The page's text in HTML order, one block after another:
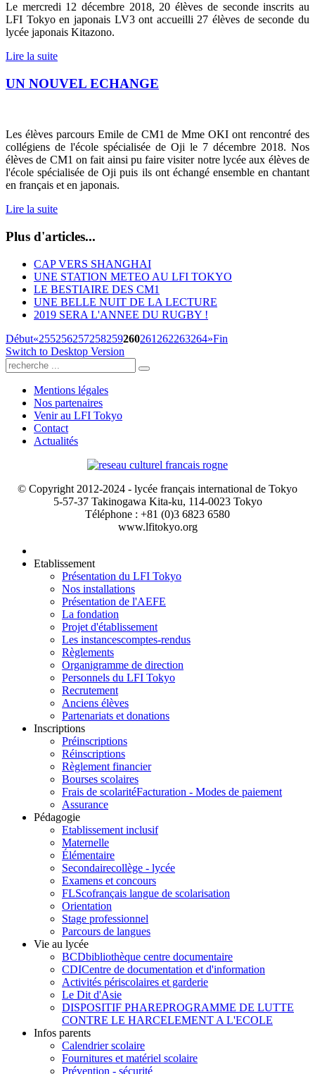
Le mercredi 12 décembre 2018, 20 élèves de seconde inscrits au
LFI Tokyo en japonais LV3 ont accueilli 27 élèves de seconde du
lycée japonais Kitazono.
Lire la suite
UN NOUVEL ECHANGE
Les élèves parcours Emile de CM1 de Mme OKI ont rencontré des
collégiens de l'école spécialisée de Oji le 7 décembre 2018. Nos
élèves de CM1 on fait ainsi pu faire visiter notre lycée aux élèves de
l'école spécialisée de Oji puis ils ont échangé ensemble en chantant
en français et en japonais.
Lire la suite
Plus d'articles...
CAP VERS SHANGHAI
UNE STATION METEO AU LFI TOKYO
LE BESTIAIRE DES CM1
UNE BELLE NUIT DE LA LECTURE
2019 SERA L'ANNEE DU RUGBY !
Début«255256257258259260261 262263264»Fin
Switch to Desktop Version
Mentions légales
Nos partenaires
Venir au LFI Tokyo
Contact
Actualités
© Copyright 2012-2024 - lycée français international de Tokyo
5-57-37 Takinogawa Kita-ku, 114-0023 Tokyo
Téléphone : +81 (0)3 6823 6580
www.lfitokyo.org
Etablissement
Présentation du LFI Tokyo
Nos installations
Présentation de l'AEFE
La fondation
Projet d'établissement
Les instancescomptes-rendus
Règlements
Organigramme de direction
Personnels du LFI Tokyo
Recrutement
Anciens élèves
Partenariats et donations
Inscriptions
Préinscriptions
Réinscriptions
Règlement financier
Bourses scolaires
Frais de scolaritéFacturation - Modes de paiement
Assurance
Pédagogie
Etablissement inclusif
Maternelle
Élémentaire
Secondairecollège - lycée
Examens et concours
FLScofrançais langue de scolarisation
Orientation
Stage professionnel
Parcours de langues
Vie au lycée
BCDbibliothèque centre documentaire
CDICentre de documentation et d'information
Activités périscolaires et garderie
Le Dit d'Asie
DISPOSITIF PHAREPROGRAMME DE LUTTE
CONTRE LE HARCELEMENT A L'ECOLE
Infos parents
Calendrier scolaire
Fournitures et matériel scolaire
Prévention - sécurité